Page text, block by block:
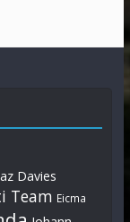
Davies
Team Eicma